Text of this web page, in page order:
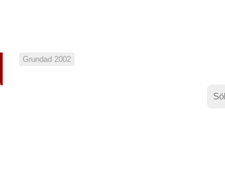
Grundad 2002